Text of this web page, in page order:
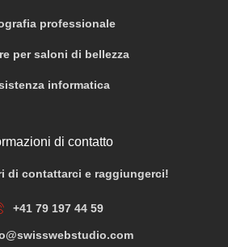
professionale
per saloni di bellezza
informatica
di contatto
di contattarci e raggiungerci!
+41 79 197 44 59